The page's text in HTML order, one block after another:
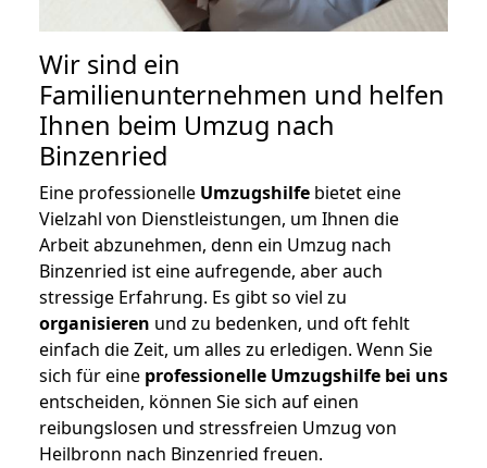
Wir sind ein
Familienunternehmen und helfen
Ihnen beim Umzug nach
Binzenried
Eine professionelle Umzugshilfe bietet eine
Vielzahl von Dienstleistungen, um Ihnen die
Arbeit abzunehmen, denn ein Umzug nach
Binzenried ist eine aufregende, aber auch
stressige Erfahrung. Es gibt so viel zu
organisieren und zu bedenken, und oft fehlt
einfach die Zeit, um alles zu erledigen. Wenn Sie
sich für eine professionelle Umzugshilfe bei uns
entscheiden, können Sie sich auf einen
reibungslosen und stressfreien Umzug von
Heilbronn nach Binzenried freuen.